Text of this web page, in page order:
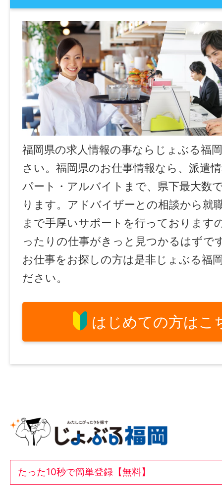
福岡県の求人情報の事ならじょぶる福
さい。福岡県のお仕事情報なら、派遣
パート・アルバイトまで、県下最大数
ります。アドバイザーとの相談から就
まで手厚いサポートを行っております
ったりの仕事がきっと見つかるはずで
お仕事をお探しの方は是非じょぶる福
ださい。
はじめての方はこ
たった10秒で簡単登録【無料】